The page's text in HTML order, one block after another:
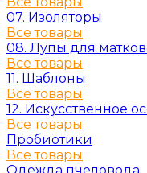
07. Изоляторы
Все товары
08. Лупы для
Все товары
11. Шаблоны
Все товары
12. Искусственное
Все товары
Пробиотики
Все товары